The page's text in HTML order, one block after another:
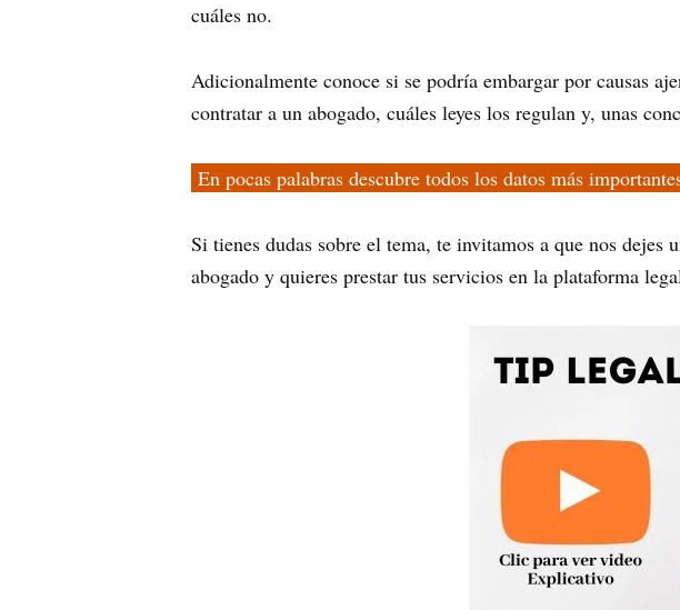
cuáles no.
Adicionalmente conoce si se podría embargar por causas
contratar a un abogado, cuáles leyes los regulan y, unas
En pocas palabras descubre todos los datos más
Si tienes dudas sobre el tema, te invitamos a que nos
abogado y quieres prestar tus servicios en la plataforma